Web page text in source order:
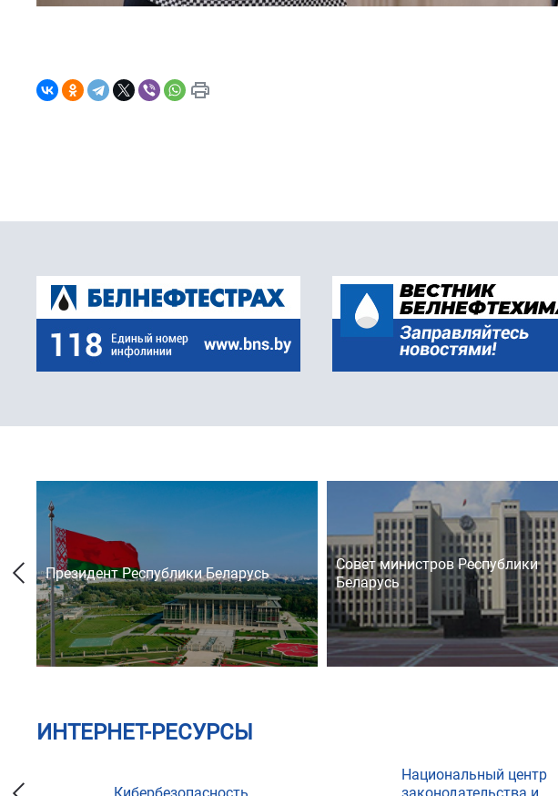
Президент Республики Беларусь
Совет министров Республики
Беларусь
ИНТЕРНЕТ-РЕСУРСЫ
Национальный центр